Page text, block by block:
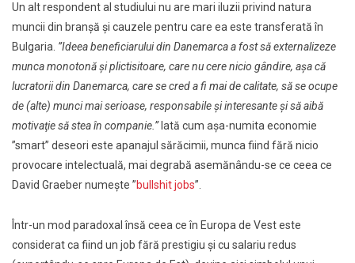
Un alt respondent al studiului nu are mari iluzii privind natura
muncii din branșă şi cauzele pentru care ea este transferată în
Bulgaria. ”Ideea beneficiarului din Danemarca a fost să externalizeze
munca monotonă şi plictisitoare, care nu cere nicio gândire, aşa că
lucratorii din Danemarca, care se cred a fi mai de calitate, să se ocupe
de (alte) munci mai serioase, responsabile şi interesante şi să aibă
motivaţie să stea în companie.”Iată cum aşa-numita economie
”smart” deseori este apanajul sărăcimii, munca fiind fără nicio
provocare intelectuală, mai degrabă asemănându-se ce ceea ce
David Graeber numeşte ”bullshit jobs”.
Într-un mod paradoxal însă ceea ce în Europa de Vest este
considerat ca fiind un job fără prestigiu şi cu salariu redus